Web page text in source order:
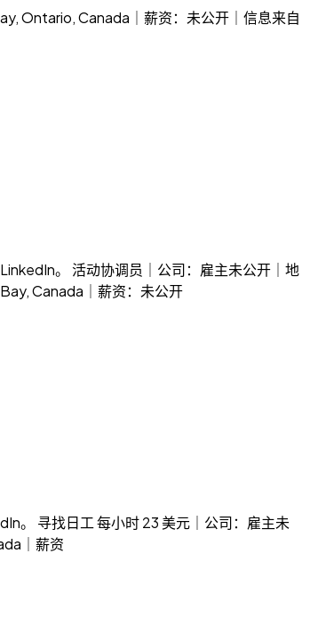
Ontario, Canada｜薪资：未公开｜信息来自
。 活动协调员｜公司：雇主未公开｜地
Canada｜薪资：未公开
。 寻找日工 每小时 23 美元｜公司：雇主未
｜薪资